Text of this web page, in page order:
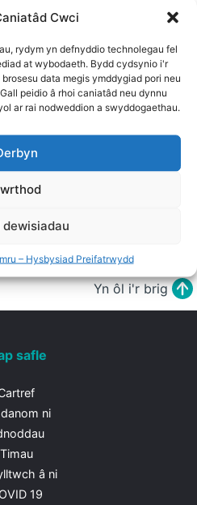
Cwci
rydym yn defnyddio technolegau fel
at wybodaeth. Bydd cydsynio i'r
data megis ymddygiad pori neu
peidio â rhoi caniatâd neu dynnu
ar rai nodweddion a swyddogaethau.
dewisiadau
– Hysbysiad Preifatrwydd
adnoddau
Yn ôl i'r brig
safle
ni
Timau
â ni
19